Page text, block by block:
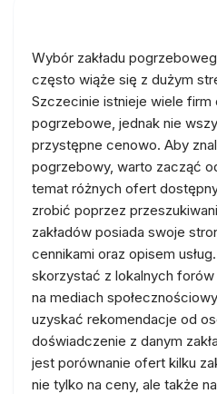
Wybór zakładu
często wiąże się z dużym
Szczecinie istnieje wiele firm
pogrzebowe, jednak nie
przystępne cenowo. Aby
pogrzebowy, warto zacząć
temat różnych ofert
zrobić poprzez
zakładów posiada swoje
cennikami oraz opisem
skorzystać z lokalnych
na mediach
uzyskać rekomendacje od
doświadczenie z danym
jest porównanie ofert kilku
nie tylko na ceny, ale także